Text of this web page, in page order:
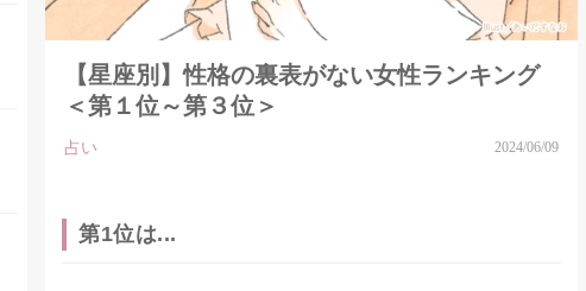
【星座別】性格の裏表がない女性ランキング
＜第１位～第３位＞
占い 2024/06/09
第1位は...